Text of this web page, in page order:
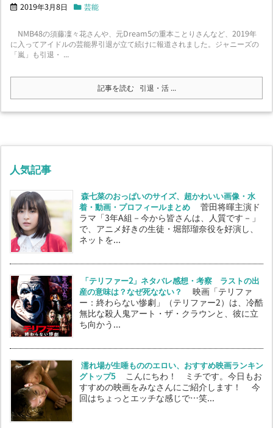
2019年3月8日 芸能
NMB48の須藤凜々花さんや、元Dream5の重本ことりさんなど、2019年
に入ってアイドルの芸能界引退が立て続けに報道されました。ジャニーズの
「嵐」も引退・ ...
記事を読む 引退・活 ...
人気記事
森七菜のおっぱいのサイズ、超かわいい画像・水
着・動画・プロフィールまとめ
菅田将暉主演ド
ラマ「3年A組－今から皆さんは、人質です－」
で、アニメ好きの生徒・堀部瑠奈役を好演し、
ネットを...
「テリファー2」ネタバレ感想・考察 ラストの出
産の意味は？なぜ死なない？
映画「テリファ
ー：終わらない惨劇」（テリファー2）は、冷酷
無比な殺人鬼アート・ザ・クラウンと、彼に立
ち向かう...
濡れ場が生唾もののエロい、おすすめ映画ランキン
グトップ5
こんにちわ！ ミチです。今日もお
すすめの映画をみなさんにご紹介します！ 今
回はちょっとエッチな感じで…笑...